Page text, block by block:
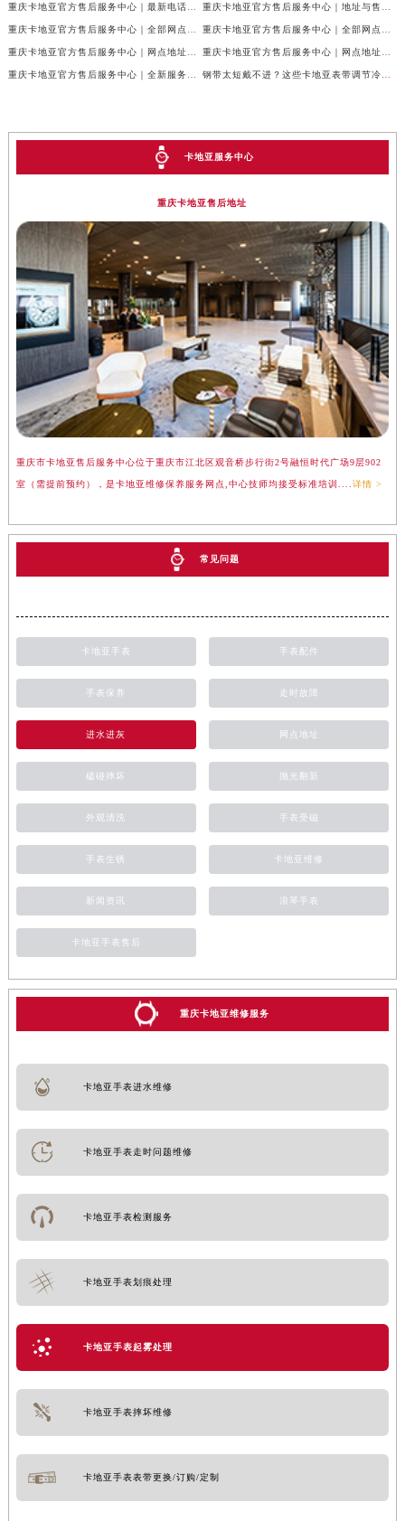
卡地亚服务中心
重庆卡地亚售后地址
重庆市卡地亚售后服务中心位于重庆市江北区观音桥步行街2号融恒时代广场9层902
室（需提前预约），是卡地亚维修保养服务网点,中心技师均接受标准培训.... 详情 >
常见问题
卡地亚手表 手表配件
手表保养 走时故障
进水进灰 网点地址
磕碰摔坏 抛光翻新
外观清洗 手表受磁
手表生锈 卡地亚维修
新闻资讯 浪琴手表
卡地亚手表售后
重庆卡地亚维修服务
卡地亚手表进水维修
卡地亚手表走时问题维修
卡地亚手表检测服务
卡地亚手表划痕处理
卡地亚手表起雾处理
卡地亚手表摔坏维修
卡地亚手表表带更换/订购/定制